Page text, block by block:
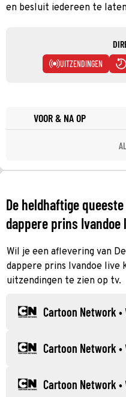
en besluit iedereen te
UITZENDINGEN
VOOR & NA OP
De heldhaftige
dappere prins Ivandoe
Wil je een aflevering van
dappere prins Ivandoe live
uitzendingen te zien op tv.
Cartoon Network •
Cartoon Network •
Cartoon Network •